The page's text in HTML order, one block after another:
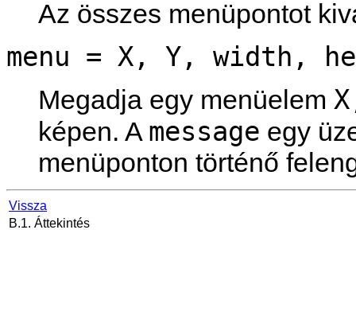
Az összes menüpontot
menu = X, Y, width,
Megadja egy menüelem
képen. A message egy
menüponton történő
Vissza
B.1. Áttekintés